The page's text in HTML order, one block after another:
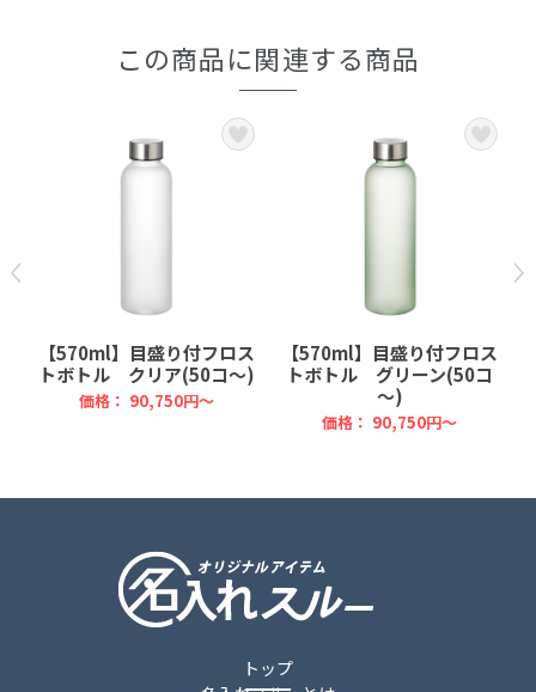
この商品に関連する商品
【570ml】目盛り付フロス
トボトル クリア(50コ～)
価格： 90,750円～
【570ml】目盛り付フロス
トボトル グリーン(50コ
～)
価格： 90,750円～
トップ